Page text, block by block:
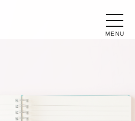
toggle